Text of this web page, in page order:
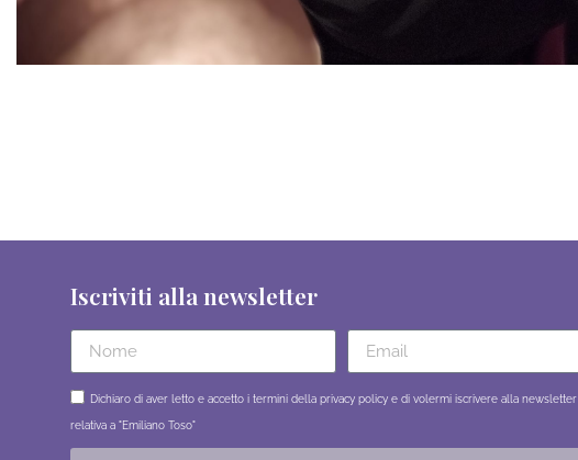
Iscriviti alla newsletter
Dichiaro di aver letto e accetto i termini della privacy policy e di volermi iscrivere alla newsletter
relativa a "Emiliano Toso"